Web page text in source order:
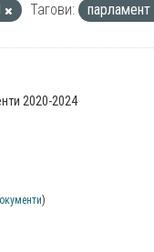
Тагови: парламент
2020-2024
)